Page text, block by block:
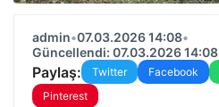
admin•07.03.2026 14:08•
Güncellendi: 07.03.2026 14:08
Paylaş: Twitter Facebook
Pinterest